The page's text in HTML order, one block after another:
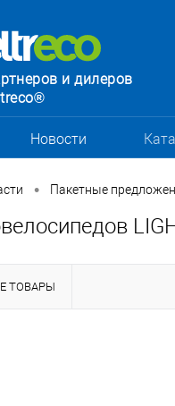
и дилеров
Новости
• Пакетные
ТОВАРЫ